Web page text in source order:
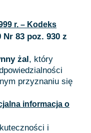
r. – Kodeks
Nr 83 poz. 930 z
żal, który
przyznaniu się
informacja o
i